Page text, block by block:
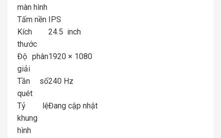
màn hình
Tấm nền IPS
Kích
thước
24.5 inch
Độ phân
giải
1920 × 1080
Tần số
quét
240 Hz
Tỷ lệ
khung
hình
Đang cập nhật